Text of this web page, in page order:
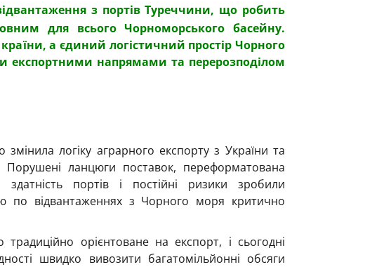
з портів Туреччини, що робить
для всього Чорноморського басейну.
а єдиний логістичний простір Чорного
напрямами та перерозподілом
логіку аграрного експорту з України та
Порушені ланцюги поставок, переформатована
портів і постійні ризики зробили
по відвантаженнях з Чорного моря критично
традиційно орієнтоване на експорт, і сьогодні
швидко вивозити багатомільйонні обсяги